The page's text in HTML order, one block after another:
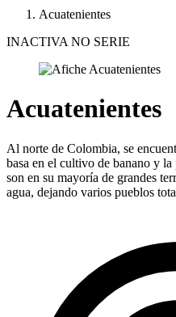
Acuatenientes
INACTIVA NO SERIE
Acuatenientes
Al norte de Colombia, se
basa en el cultivo de banano y la
son en su mayoría de grandes
agua, dejando varios pueblos